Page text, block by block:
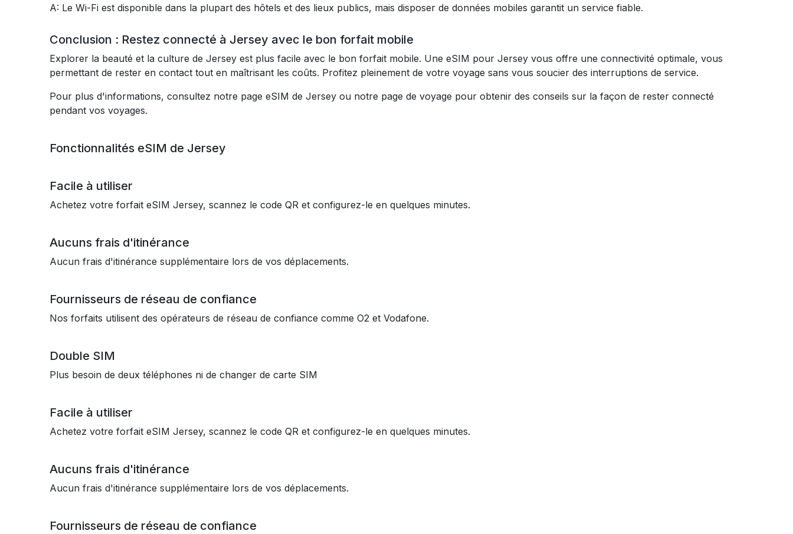
A: Le Wi-Fi est disponible dans la plupart des hôtels et des lieux publics, mais disposer de données mobiles garantit un service fiable.
Conclusion : Restez connecté à Jersey avec le bon forfait mobile
Explorer la beauté et la culture de Jersey est plus facile avec le bon forfait mobile. Une eSIM pour Jersey vous offre une connectivité optimale, vous
permettant de rester en contact tout en maîtrisant les coûts. Profitez pleinement de votre voyage sans vous soucier des interruptions de service.
Pour plus d'informations, consultez notre page eSIM de Jersey ou notre page de voyage pour obtenir des conseils sur la façon de rester connecté
pendant vos voyages.
Fonctionnalités eSIM de Jersey
Facile à utiliser
Achetez votre forfait eSIM Jersey, scannez le code QR et configurez-le en quelques minutes.
Aucuns frais d'itinérance
Aucun frais d'itinérance supplémentaire lors de vos déplacements.
Fournisseurs de réseau de confiance
Nos forfaits utilisent des opérateurs de réseau de confiance comme O2 et Vodafone.
Double SIM
Plus besoin de deux téléphones ni de changer de carte SIM
Facile à utiliser
Achetez votre forfait eSIM Jersey, scannez le code QR et configurez-le en quelques minutes.
Aucuns frais d'itinérance
Aucun frais d'itinérance supplémentaire lors de vos déplacements.
Fournisseurs de réseau de confiance